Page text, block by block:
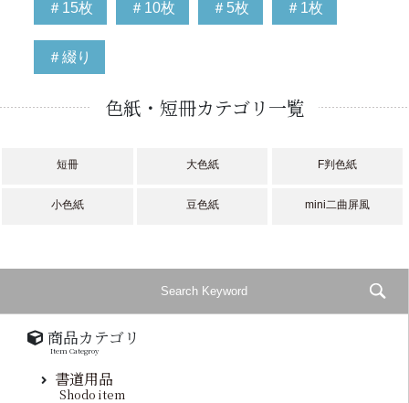
＃15枚 ＃10枚 ＃5枚 ＃1枚
＃綴り
色紙・短冊カテゴリ一覧
短冊 大色紙 F判色紙
小色紙 豆色紙 mini二曲屏風
商品カテゴリ
Item Categroy
書道用品
Shodo item